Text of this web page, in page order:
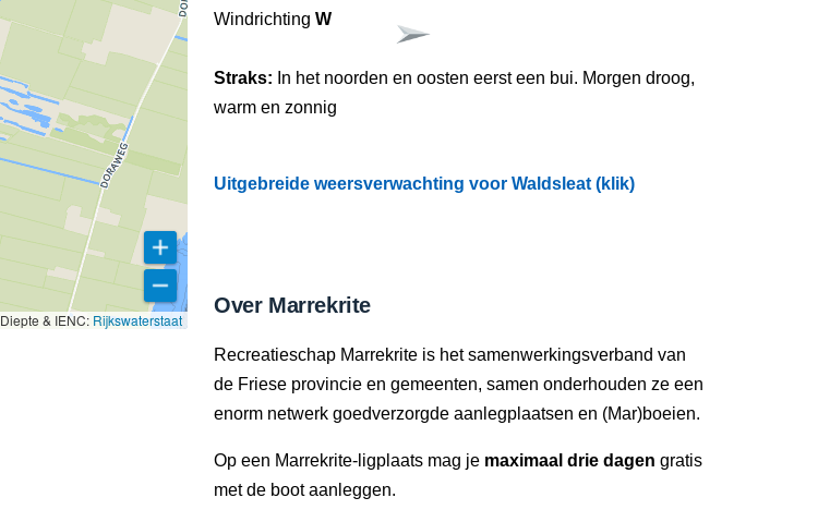
Diepte & IENC: Rijkswaterstaat
Windrichting W
Straks: In het noorden en oosten eerst een bui. Morgen droog,
warm en zonnig
Uitgebreide weersverwachting voor Waldsleat (klik)
Over Marrekrite
Recreatieschap Marrekrite is het samenwerkingsverband van
de Friese provincie en gemeenten, samen onderhouden ze een
enorm netwerk goedverzorgde aanlegplaatsen en (Mar)boeien.
Op een Marrekrite-ligplaats mag je maximaal drie dagen gratis
met de boot aanleggen.